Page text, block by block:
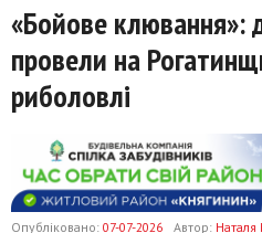
«Бойове клювання»:
провели на
риболовлі
Опубліковано: 07-07-2026 Автор: Наталя